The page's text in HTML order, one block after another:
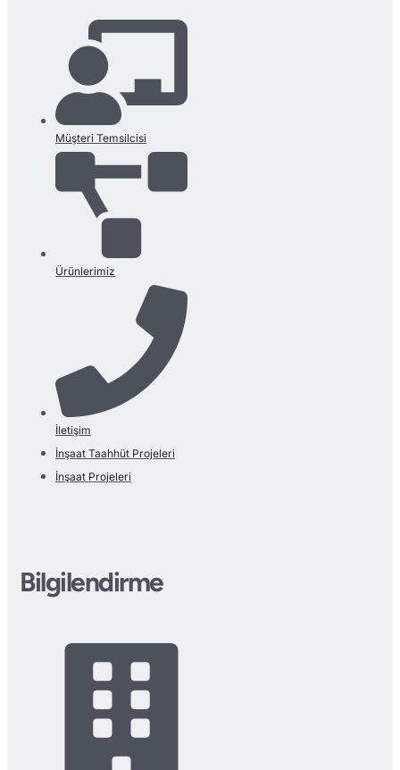
Müşteri Temsilcisi
Ürünlerimiz
İletişim
İnşaat Taahhüt Projeleri
İnşaat Projeleri
Bilgilendirme